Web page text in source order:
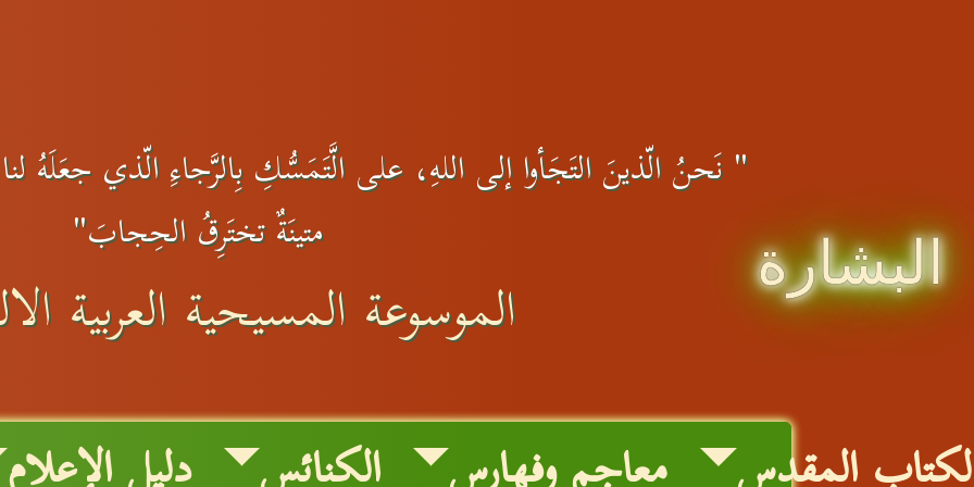
البشارة
" نَحنُ الّذينَ التَجَأوا إلى اللهِ، على الَّتَمَسُّكِ بِالرَّجاءِ الّذي جعَلَهُ
متينَةٌ تختَرِقُ الحِجابَ"
الموسوعة المسيحية العربية